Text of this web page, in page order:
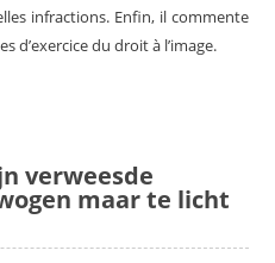
infractions. Enfin, il commente
d’exercice du droit à l’image.
verweesde
maar te licht